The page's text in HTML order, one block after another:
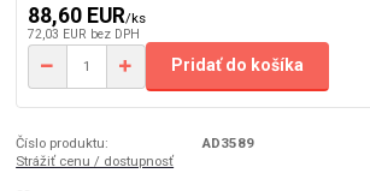
88,60 EUR/ks
72,03 EUR bez DPH
Pridať do košíka
Číslo produktu:
AD3589
Strážiť cenu / dostupnosť